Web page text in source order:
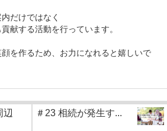
だけではなく
献する活動を行っています。
顔を作るため、お力になれると嬉しいで
辺
＃23 相続が発生す...